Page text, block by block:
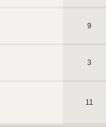
9
3
11